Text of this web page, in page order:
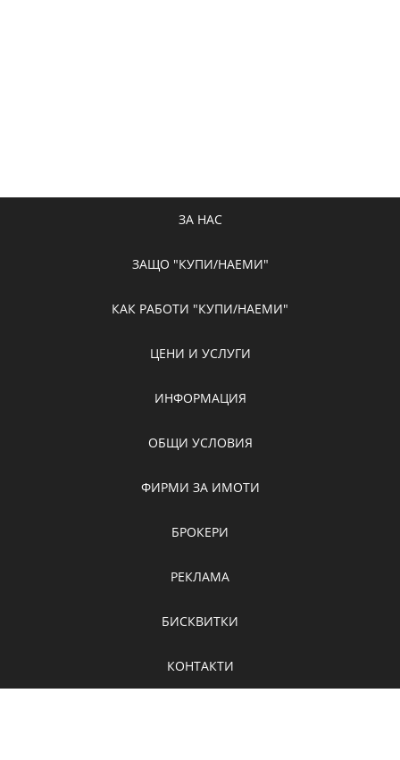
ЗА НАС
ЗАЩО "КУПИ/НАЕМИ"
КАК РАБОТИ "КУПИ/НАЕМИ"
ЦЕНИ И УСЛУГИ
ИНФОРМАЦИЯ
ОБЩИ УСЛОВИЯ
ФИРМИ ЗА ИМОТИ
БРОКЕРИ
РЕКЛАМА
БИСКВИТКИ
КОНТАКТИ